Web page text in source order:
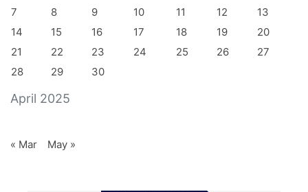
April 2025
7
8 9 10 11 12
13
14
15 16 17 18 19
20
21
22 23 24 25 26
27
28
29 30
« Mar May »